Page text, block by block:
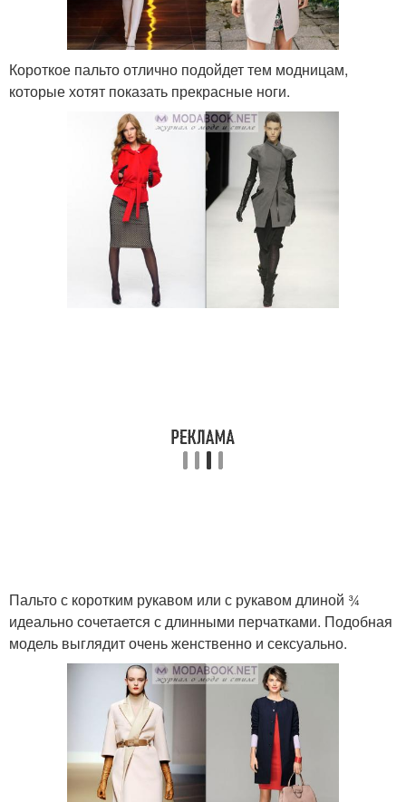
Короткое пальто отлично подойдет тем модницам,
которые хотят показать прекрасные ноги.
Пальто с коротким рукавом или с рукавом длиной ¾
идеально сочетается с длинными перчатками. Подобная
модель выглядит очень женственно и сексуально.